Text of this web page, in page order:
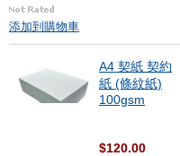
添加到購物車
A4 契紙 契約
紙 (條紋紙)
100gsm
$120.00